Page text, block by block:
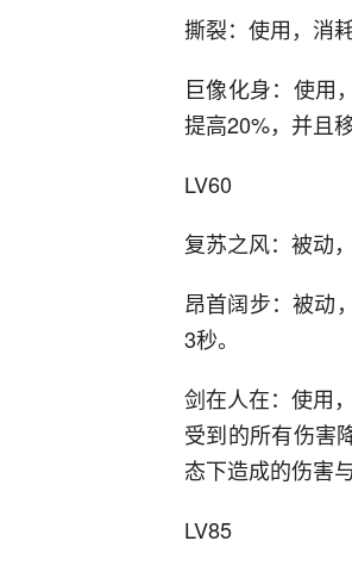
撕裂：使用，消
巨像化身：使用
提高20%，并且
LV60
复苏之风：被动
昂首阔步：被动
3秒。
剑在人在：使用
受到的所有伤害
态下造成的伤害
LV85